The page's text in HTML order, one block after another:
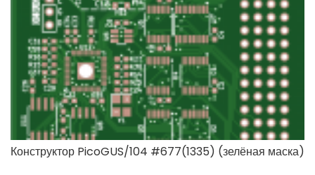
Конструктор PicoGUS/104 #677(1335) (зелёная маска)